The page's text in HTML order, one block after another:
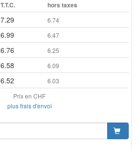
T.T.C.
hors taxes
7.29 6.74
6.99 6.47
6.76 6.25
6.58 6.09
6.52
6.03
Prix en CHF
plus frais d'envoi